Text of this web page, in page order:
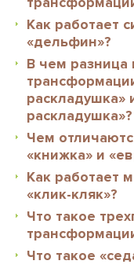
Как работает
«дельфин»?
В чем
раскладушка»
раскладушка»?
Чем
«книжка» и
Как работает
«клик-кляк»?
Что такое
Что такое